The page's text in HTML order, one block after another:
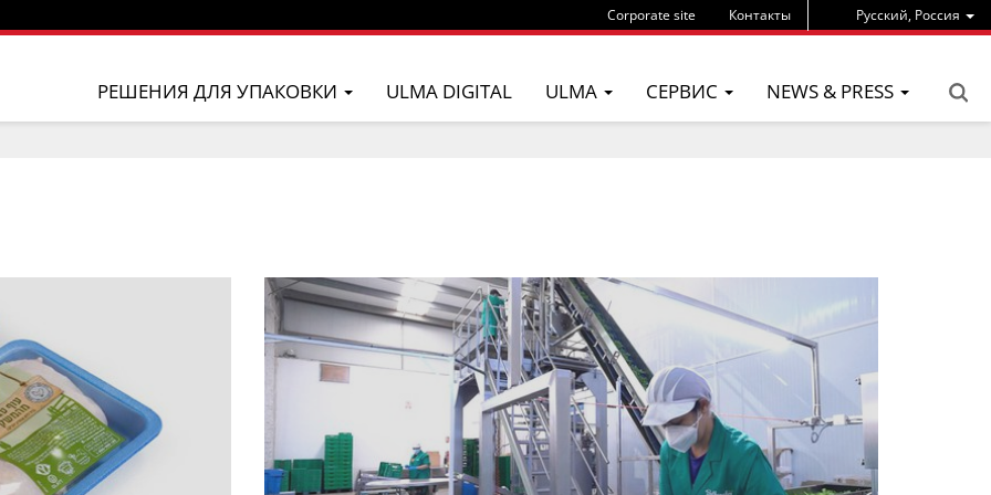
Pусский, Россия
Corporate site Контакты
РЕШЕНИЯ ДЛЯ УПАКОВКИ ULMA DIGITAL ULMA СЕРВИС NEWS & PRESS